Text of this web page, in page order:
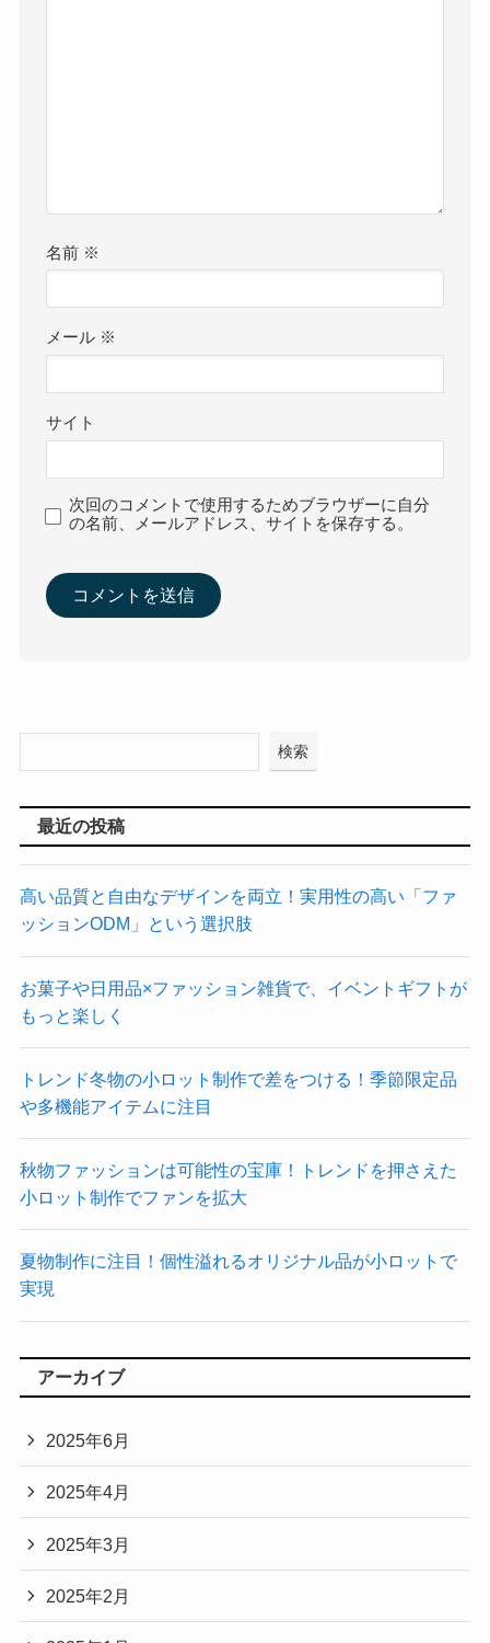
名前 ※
メール ※
サイト
次回のコメントで使用するためブラウザーに自分
の名前、メールアドレス、サイトを保存する。
検索
最近の投稿
高い品質と自由なデザインを両立！実用性の高い「ファ
ッションODM」という選択肢
お菓子や日用品×ファッション雑貨で、イベントギフトが
もっと楽しく
トレンド冬物の小ロット制作で差をつける！季節限定品
や多機能アイテムに注目
秋物ファッションは可能性の宝庫！トレンドを押さえた
小ロット制作でファンを拡大
夏物制作に注目！個性溢れるオリジナル品が小ロットで
実現
アーカイブ
2025年6月
2025年4月
2025年3月
2025年2月